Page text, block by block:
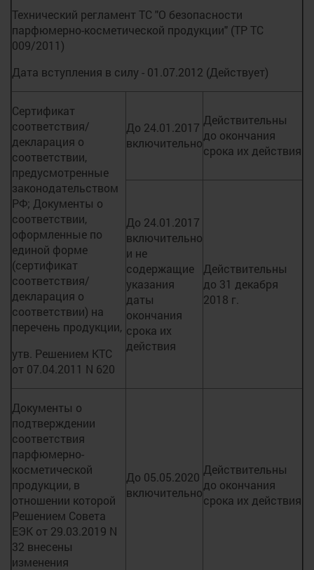
Технический регламент ТС "О безопасности
парфюмерно-косметической продукции" (ТР ТС
009/2011)
Дата вступления в силу - 01.07.2012 (Действует)
Сертификат
соответствия/
декларация о
соответствии,
предусмотренные
законодательством
РФ; Документы о
соответствии,
оформленные по
единой форме
(сертификат
соответствия/
декларация о
соответствии) на
перечень продукции,
утв. Решением КТС
от 07.04.2011 N 620
До 24.01.2017
включительно
Действительны
до окончания
срока их действия
До 24.01.2017
включительно
и не
содержащие
указания
даты
окончания
срока их
действия
Действительны
до 31 декабря
2018 г.
Документы о
подтверждении
соответствия
парфюмерно-
косметической
продукции, в
отношении которой
Решением Совета
ЕЭК от 29.03.2019 N
32 внесены
изменения
До 05.05.2020
включительно
Действительны
до окончания
срока их действия